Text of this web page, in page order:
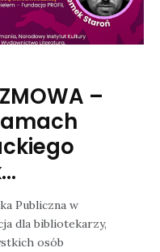
–
Publiczna w
dla bibliotekarzy,
osób